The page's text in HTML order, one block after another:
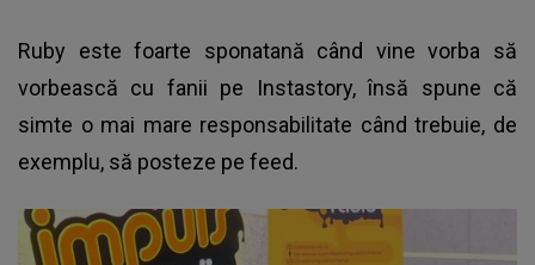
Ruby este foarte sponatană când vine vorba să
vorbească cu fanii pe Instastory, însă spune că
simte o mai mare responsabilitate când trebuie, de
exemplu, să posteze pe feed.